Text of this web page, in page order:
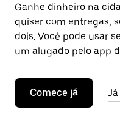
Ganhe dinheiro na
quiser com entregas,
dois. Você pode usar
um alugado pelo app
Comece já